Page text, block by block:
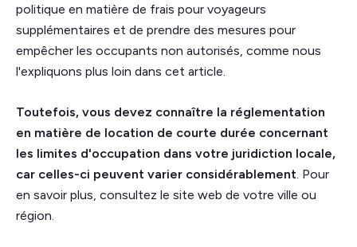
politique en matière de frais pour voyageurs
supplémentaires et de prendre des mesures pour
empêcher les occupants non autorisés, comme nous
l'expliquons plus loin dans cet article.
Toutefois, vous devez connaître la réglementation
en matière de location de courte durée concernant
les limites d'occupation dans votre juridiction locale,
car celles-ci peuvent varier considérablement . Pour
en savoir plus, consultez le site web de votre ville ou
région.